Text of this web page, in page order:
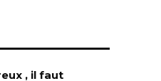
, il faut